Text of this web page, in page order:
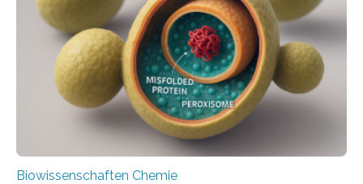
Biowissenschaften Chemie